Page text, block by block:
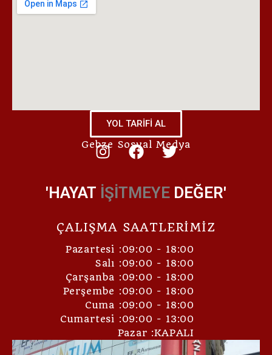
YOL TARİFİ AL
Gebze Sosyal Medya
'HAYAT İŞİTMEYE DEĞER'
ÇALIŞMA SAATLERİMİZ
Pazartesi :09:00 - 18:00
Salı :09:00 - 18:00
Çarşanba :09:00 - 18:00
Perşembe :09:00 - 18:00
Cuma :09:00 - 18:00
Cumartesi :09:00 - 13:00
Pazar :KAPALI